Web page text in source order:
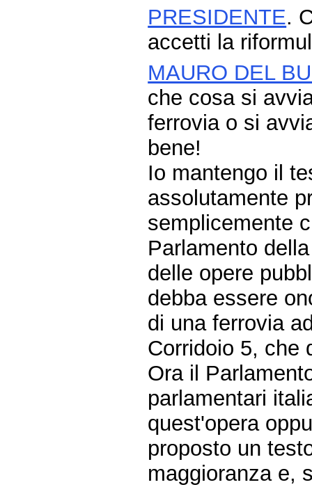
PRESIDENTE.
accetti la
MAURO DEL
che cosa si
ferrovia o si
bene!
Io mantengo il
assolutamente
semplicemente
Parlamento
delle opere
debba essere
di una ferrovia
Corridoio 5, che
Ora il
parlamentari
quest'opera
proposto un
maggioranza e,